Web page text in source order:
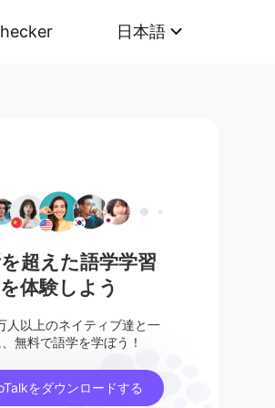
日本語
超えた語学学習
を体験しよう
人以上のネイティブ達と一
無料で語学を学ぼう！
をダウンロードする